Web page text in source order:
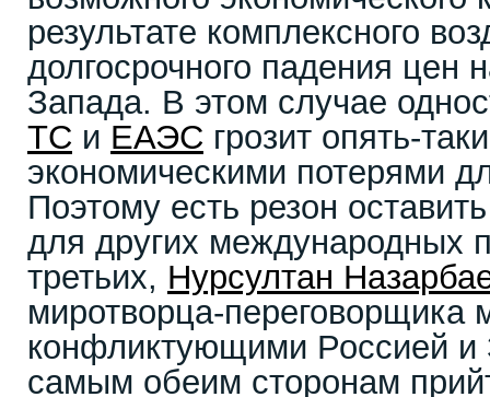
результате комплексного
долгосрочного падения цен
Запада. В этом случае
ТС и ЕАЭС грозит опять-
экономическими потерями
Поэтому есть резон
для других международных
третьих, Нурсултан
миротворца-переговорщика
конфликтующими Россией и
самым обеим сторонам